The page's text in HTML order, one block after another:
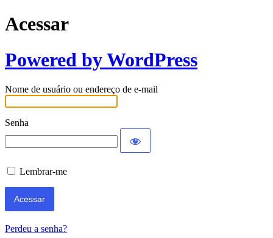
Acessar
Powered by WordPress
Nome de usuário ou endereço de e-mail
Senha
Lembrar-me
Perdeu a senha?